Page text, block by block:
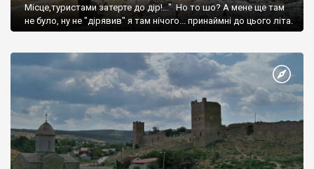
Місце,туристами затерте до дір!..." Но то шо? А мене ще там
не було, ну не "дірявив" я там нічого... принаймні до цього літа.